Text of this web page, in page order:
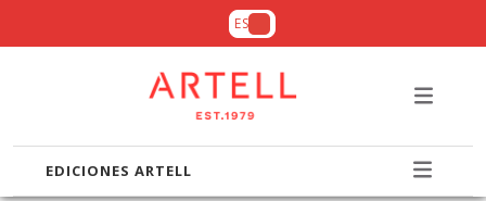
ES
EDICIONES ARTELL